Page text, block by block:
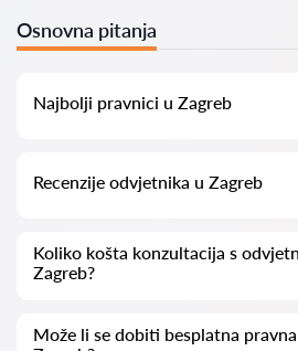
Osnovna pitanja
Najbolji pravnici u Zagreb
informacijama. Cijene, recenzije,
Recenzije odvjetnika u Zagreb
odvjetnicima. Ne brišemo negativne
mogućnost njihovog lažnog povećavanja.
Koliko košta konzultacija s
Zagreb?
nadalje (cijene mogu varirati ovisno o
Može li se dobiti besplatna